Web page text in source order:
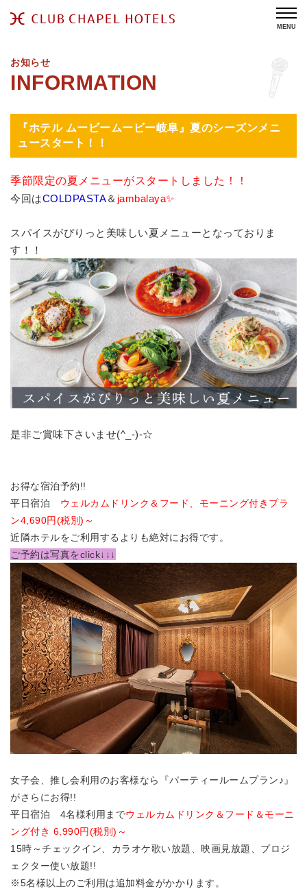
MENU
お知らせ
『ホテル ムービームービー岐阜』夏のシーズンメニ
ュースタート！！
季節限定の夏メニューがスタートしました！！
今回はCOLDPASTA＆ jambalaya✨
スパイスがぴりっと美味しい夏メニューとなっておりま
す！！
是非ご賞味下さいませ(^_-)-☆
お得な宿泊予約!!
平日宿泊 ウェルカムドリンク＆フード、モーニング付きプラ
ン4,690円(税別)～
近隣ホテルをご利用するよりも絶対にお得です。
ご予約は写真をclick↓↓↓
女子会、推し会利用のお客様なら『パーティールームプラン♪』
がさらにお得!!
平日宿泊 4名様利用までウェルカムドリンク＆フード＆モーニ
ング付き 6,990円(税別)～
15時～チェックイン、カラオケ歌い放題、映画見放題、プロジ
ェクター使い放題!!
※5名様以上のご利用は追加料金がかかります。